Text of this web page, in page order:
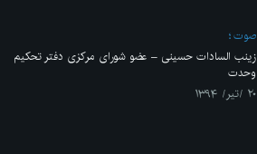
صوت
زینب السادات حسینی – عضو شورای مرکزی دفتر تحکیم
وحدت
۲۰ /تیر/ ۱۳۹۴